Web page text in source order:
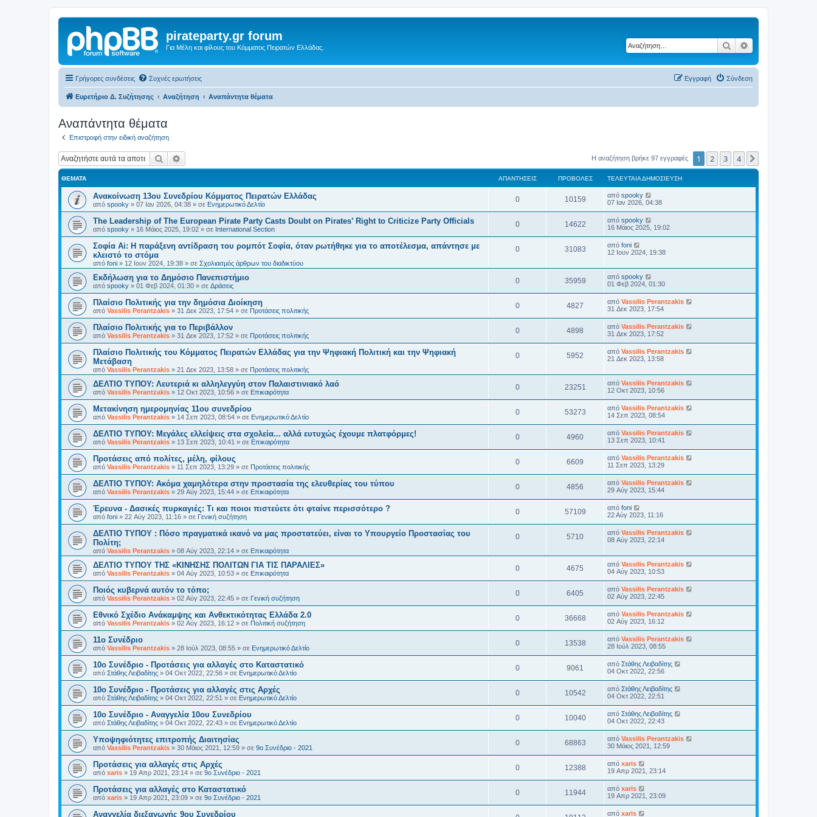
pirateparty.gr forum
Για Μέλη και φίλους του Κόμματος Πειρατών Ελλάδας. Αναζήτηση
Γρήγορες συνδέσεις Συχνές ερωτήσεις Σύνδεση
Εγγραφή
Ευρετήριο Δ. Συζήτησης Αναζήτηση Αναπάντητα θέματα
Αναπάντητα θέματα
Επιστροφή στην ειδική αναζήτηση
Αναζήτηση Η αναζήτηση βρήκε 97 εγγραφές 1 2 3 4
ΘΈΜΑΤΑ ΑΠΑΝΤΉΣΕΙΣ ΠΡΟΒΟΛΈΣ ΤΕΛΕΥΤΑΊΑ ΔΗΜΟΣΊΕΥΣΗ
Ανακοίνωση 13ου Συνεδρίου Κόμματος Πειρατών Ελλάδας
από spooky » 07 Ιαν 2026, 04:38 » σε Ενημερωτικό Δελτίο
0 10159 από spooky
07 Ιαν 2026, 04:38
The Leadership of The European Pirate Party Casts Doubt on Pirates’ Right to Criticize Party Officials
από spooky » 16 Μάιος 2025, 19:02 » σε International Section
0 14622 από spooky
16 Μάιος 2025, 19:02
Σοφία Ai: Η παράξενη αντίδραση του ρομπότ Σοφία, όταν ρωτήθηκε για το αποτέλεσμα, απάντησε με
κλειστό το στόμα
από foni » 12 Ιουν 2024, 19:38 » σε Σχολιασμός άρθρων του διαδικτύου
0 31083 από foni
12 Ιουν 2024, 19:38
Εκδήλωση για το Δημόσιο Πανεπιστήμιο
από spooky » 01 Φεβ 2024, 01:30 » σε Δράσεις
0 35959 από spooky
01 Φεβ 2024, 01:30
Πλαίσιο Πολιτικής για την δημόσια Διοίκηση
από Vassilis Perantzakis » 31 Δεκ 2023, 17:54 » σε Προτάσεις πολιτικής
0 4827 από Vassilis Perantzakis
31 Δεκ 2023, 17:54
Πλαίσιο Πολιτικής για το Περιβάλλον
από Vassilis Perantzakis » 31 Δεκ 2023, 17:52 » σε Προτάσεις πολιτικής
0 4898 από Vassilis Perantzakis
31 Δεκ 2023, 17:52
Πλαίσιο Πολιτικής του Κόμματος Πειρατών Ελλάδας για την Ψηφιακή Πολιτική και την Ψηφιακή
Μετάβαση
από Vassilis Perantzakis » 21 Δεκ 2023, 13:58 » σε Προτάσεις πολιτικής
0 5952 από Vassilis Perantzakis
21 Δεκ 2023, 13:58
ΔΕΛΤΙΟ ΤΥΠΟΥ: Λευτεριά κι αλληλεγγύη στον Παλαιστινιακό λαό
από Vassilis Perantzakis » 12 Οκτ 2023, 10:56 » σε Επικαιρότητα
0 23251 από Vassilis Perantzakis
12 Οκτ 2023, 10:56
Μετακίνηση ημερομηνίας 11ου συνεδρίου
από Vassilis Perantzakis » 14 Σεπ 2023, 08:54 » σε Ενημερωτικό Δελτίο
0 53273 από Vassilis Perantzakis
14 Σεπ 2023, 08:54
ΔΕΛΤΙΟ ΤΥΠΟΥ: Μεγάλες ελλείψεις στα σχολεία... αλλά ευτυχώς έχουμε πλατφόρμες!
από Vassilis Perantzakis » 13 Σεπ 2023, 10:41 » σε Επικαιρότητα
0 4960 από Vassilis Perantzakis
13 Σεπ 2023, 10:41
Προτάσεις από πολίτες, μέλη, φίλους
από Vassilis Perantzakis » 11 Σεπ 2023, 13:29 » σε Προτάσεις πολιτικής
0 6609 από Vassilis Perantzakis
11 Σεπ 2023, 13:29
ΔΕΛΤΙΟ ΤΥΠΟΥ: Ακόμα χαμηλότερα στην προστασία της ελευθερίας του τύπου
από Vassilis Perantzakis » 29 Αύγ 2023, 15:44 » σε Επικαιρότητα
0 4856 από Vassilis Perantzakis
29 Αύγ 2023, 15:44
Έρευνα - Δασικές πυρκαγιές: Τι και ποιοι πιστεύετε ότι φταίνε περισσότερο ?
από foni » 22 Αύγ 2023, 11:16 » σε Γενική συζήτηση
0 57109 από foni
22 Αύγ 2023, 11:16
ΔΕΛΤΙΟ ΤΥΠΟΥ : Πόσο πραγματικά ικανό να μας προστατεύει, είναι το Υπουργείο Προστασίας του
Πολίτη;
από Vassilis Perantzakis » 08 Αύγ 2023, 22:14 » σε Επικαιρότητα
0 5710 από Vassilis Perantzakis
08 Αύγ 2023, 22:14
ΔΕΛΤΙΟ ΤΥΠΟΥ ΤΗΣ «ΚΙΝΗΣΗΣ ΠΟΛΙΤΩΝ ΓΙΑ ΤΙΣ ΠΑΡΑΛΙΕΣ»
από Vassilis Perantzakis » 04 Αύγ 2023, 10:53 » σε Επικαιρότητα
0 4675 από Vassilis Perantzakis
04 Αύγ 2023, 10:53
Ποιός κυβερνά αυτόν το τόπο;
από Vassilis Perantzakis » 02 Αύγ 2023, 22:45 » σε Γενική συζήτηση
0 6405 από Vassilis Perantzakis
02 Αύγ 2023, 22:45
Eθνικό Σχέδιο Ανάκαμψης και Ανθεκτικότητας Ελλάδα 2.0
από Vassilis Perantzakis » 02 Αύγ 2023, 16:12 » σε Πολιτική συζήτηση
0 36668 από Vassilis Perantzakis
02 Αύγ 2023, 16:12
11o Συνέδριο
από Vassilis Perantzakis » 28 Ιούλ 2023, 08:55 » σε Ενημερωτικό Δελτίο
0 13538 από Vassilis Perantzakis
28 Ιούλ 2023, 08:55
10ο Συνέδριο - Προτάσεις για αλλαγές στο Καταστατικό
από Στάθης Λειβαδίτης » 04 Οκτ 2022, 22:56 » σε Ενημερωτικό Δελτίο
0 9061 από Στάθης Λειβαδίτης
04 Οκτ 2022, 22:56
10ο Συνέδριο - Προτάσεις για αλλαγές στις Αρχές
από Στάθης Λειβαδίτης » 04 Οκτ 2022, 22:51 » σε Ενημερωτικό Δελτίο
0 10542 από Στάθης Λειβαδίτης
04 Οκτ 2022, 22:51
10ο Συνέδριο - Αναγγελία 10ου Συνεδρίου
από Στάθης Λειβαδίτης » 04 Οκτ 2022, 22:43 » σε Ενημερωτικό Δελτίο
0 10040 από Στάθης Λειβαδίτης
04 Οκτ 2022, 22:43
Υποψηφιότητες επιτροπής Διαιτησίας
από Vassilis Perantzakis » 30 Μάιος 2021, 12:59 » σε 9ο Συνέδριο - 2021
0 68863 από Vassilis Perantzakis
30 Μάιος 2021, 12:59
Προτάσεις για αλλαγές στις Αρχές
από xaris » 19 Απρ 2021, 23:14 » σε 9ο Συνέδριο - 2021
0 12388 από xaris
19 Απρ 2021, 23:14
Προτάσεις για αλλαγές στο Καταστατικό
από xaris » 19 Απρ 2021, 23:09 » σε 9ο Συνέδριο - 2021
0 11944 από xaris
19 Απρ 2021, 23:09
Αναγγελία διεξαγωγής 9ου Συνεδρίου από xaris